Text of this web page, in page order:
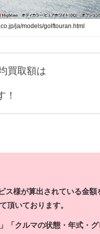
ja/models/golftouran.html
買取額は
！
様が算出されている金額
頂いております。
「クルマの状態・年式・